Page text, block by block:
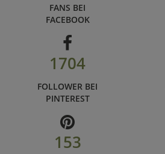
FANS BEI
FACEBOOK
1704
FOLLOWER BEI
PINTEREST
153